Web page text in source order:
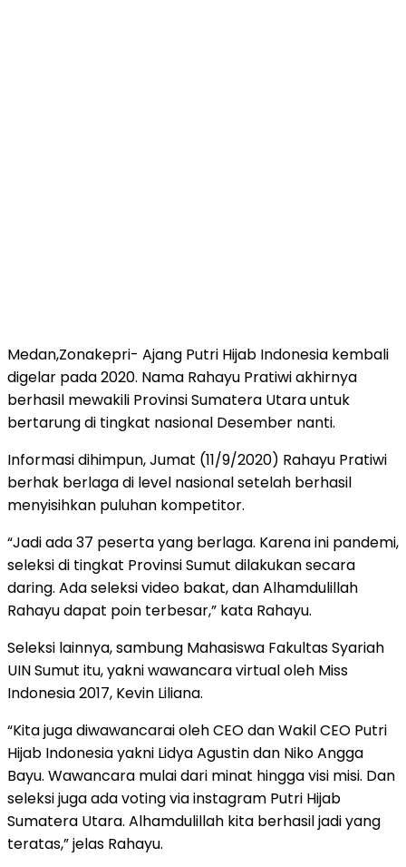
Medan,Zonakepri- Ajang Putri Hijab Indonesia kembali
digelar pada 2020. Nama Rahayu Pratiwi akhirnya
berhasil mewakili Provinsi Sumatera Utara untuk
bertarung di tingkat nasional Desember nanti.
Informasi dihimpun, Jumat (11/9/2020) Rahayu Pratiwi
berhak berlaga di level nasional setelah berhasil
menyisihkan puluhan kompetitor.
“Jadi ada 37 peserta yang berlaga. Karena ini pandemi,
seleksi di tingkat Provinsi Sumut dilakukan secara
daring. Ada seleksi video bakat, dan Alhamdulillah
Rahayu dapat poin terbesar,” kata Rahayu.
Seleksi lainnya, sambung Mahasiswa Fakultas Syariah
UIN Sumut itu, yakni wawancara virtual oleh Miss
Indonesia 2017, Kevin Liliana.
“Kita juga diwawancarai oleh CEO dan Wakil CEO Putri
Hijab Indonesia yakni Lidya Agustin dan Niko Angga
Bayu. Wawancara mulai dari minat hingga visi misi. Dan
seleksi juga ada voting via instagram Putri Hijab
Sumatera Utara. Alhamdulillah kita berhasil jadi yang
teratas,” jelas Rahayu.